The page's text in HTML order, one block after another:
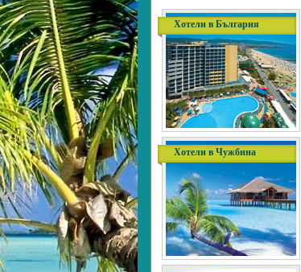
Хотели в България
Хотели в Чужбина